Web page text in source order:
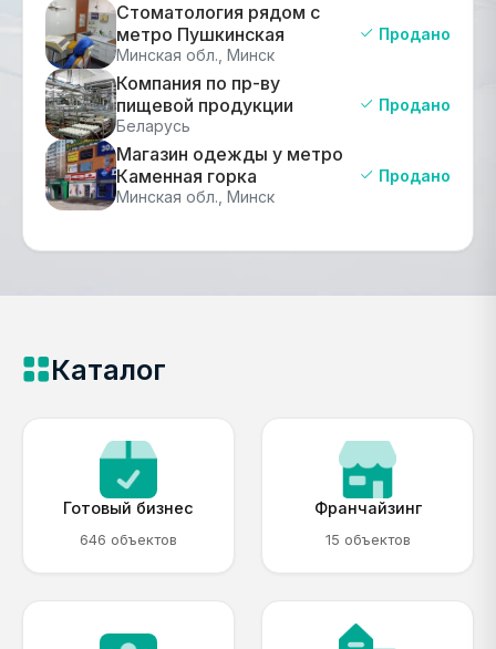
Стоматология рядом с
метро Пушкинская
Минская обл., Минск
Продано
Компания по пр-ву
пищевой продукции
Беларусь
Продано
Магазин одежды у метро
Каменная горка
Минская обл., Минск
Продано
Каталог
Готовый бизнес
646 объектов
Франчайзинг
15 объектов